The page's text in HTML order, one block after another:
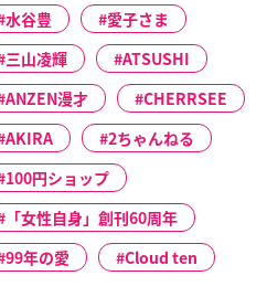
水谷豊
愛子さま
三山凌輝
ATSUSHI
ANZEN漫才
CHERRSEE
AKIRA
2ちゃんねる
100円ショップ
「女性自身」創刊60周年
99年の愛
Cloud ten